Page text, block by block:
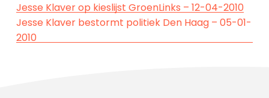
Jesse Klaver op kieslijst GroenLinks – 12-04-2010
Jesse Klaver bestormt politiek Den Haag – 05-01-
2010